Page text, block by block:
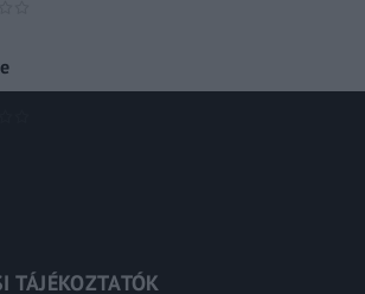
TÁJÉKOZTATÓK